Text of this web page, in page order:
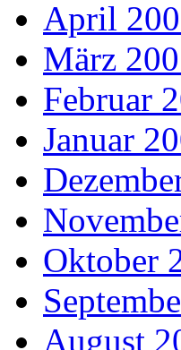
April
März
Februar
Januar
Oktober
August